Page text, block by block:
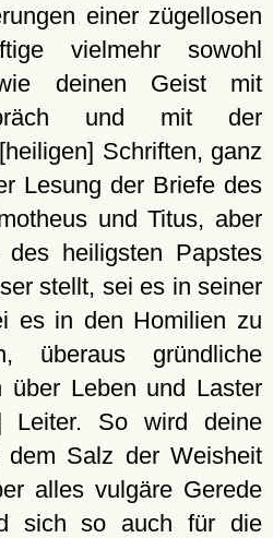
einer zügellosen
vielmehr sowohl
deinen Geist mit
und mit der
Schriften, ganz
Lesung der Briefe des
und Titus, aber
heiligsten Papstes
stellt, sei es in seiner
es in den Homilien zu
überaus gründliche
über Leben und Laster
Leiter. So wird deine
Salz der Weisheit
alles vulgäre Gerede
sich so auch für die